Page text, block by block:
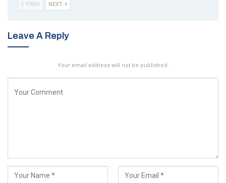
PREV NEXT
Leave A Reply
Your email address will not be published.